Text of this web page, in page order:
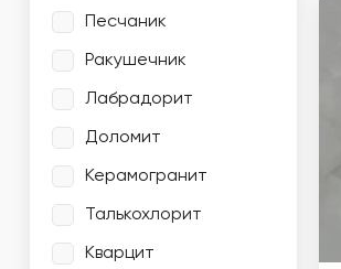
Песчаник
Ракушечник
Лабрадорит
Доломит
Керамогранит
Талькохлорит
Кварцит